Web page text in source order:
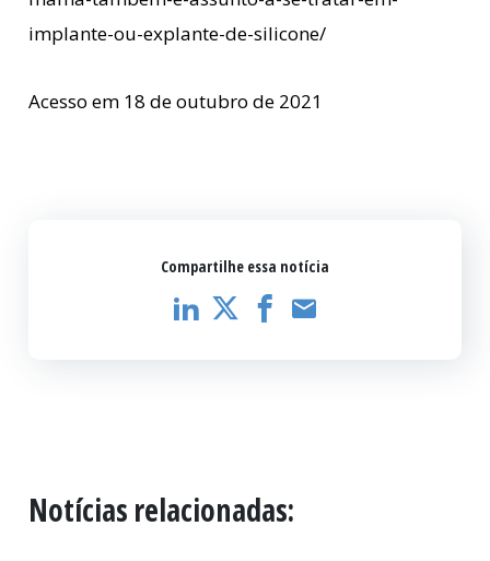
implante-ou-explante-de-silicone/
Acesso em 18 de outubro de 2021
Compartilhe essa notícia
Notícias relacionadas: